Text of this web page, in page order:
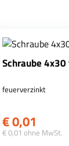
Schraube
feuerverzinkt
€0,01
€ 0,01 ohne MwSt.